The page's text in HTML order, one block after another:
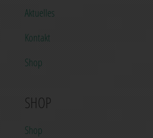
Aktuelles
Kontakt
Shop
SHOP
Shop